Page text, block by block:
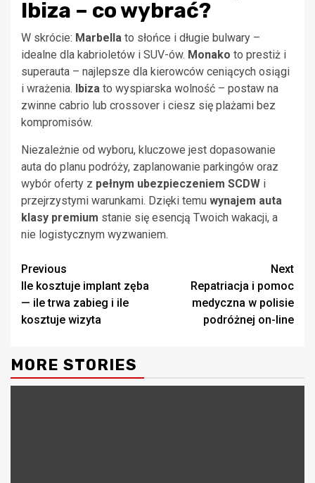
Ibiza – co wybrać?
W skrócie: Marbella to słońce i długie bulwary –
idealne dla kabrioletów i SUV-ów. Monako to prestiż i
superauta – najlepsze dla kierowców ceniących osiągi
i wrażenia. Ibiza to wyspiarska wolność – postaw na
zwinne cabrio lub crossover i ciesz się plażami bez
kompromisów.
Niezależnie od wyboru, kluczowe jest dopasowanie
auta do planu podróży, zaplanowanie parkingów oraz
wybór oferty z pełnym ubezpieczeniem SCDW i
przejrzystymi warunkami. Dzięki temu wynajem auta
klasy premium stanie się esencją Twoich wakacji, a
nie logistycznym wyzwaniem.
Continue
Reading
Previous
Ile kosztuje implant zęba
— ile trwa zabieg i ile
kosztuje wizyta
Next
Repatriacja i pomoc
medyczna w polisie
podróżnej on-line
MORE STORIES